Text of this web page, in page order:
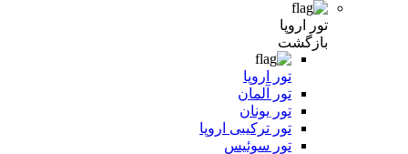
تور اروپا
بازگشت
تور اروپا
تور آلمان
تور یونان
تور ترکیبی اروپا
تور سوئیس